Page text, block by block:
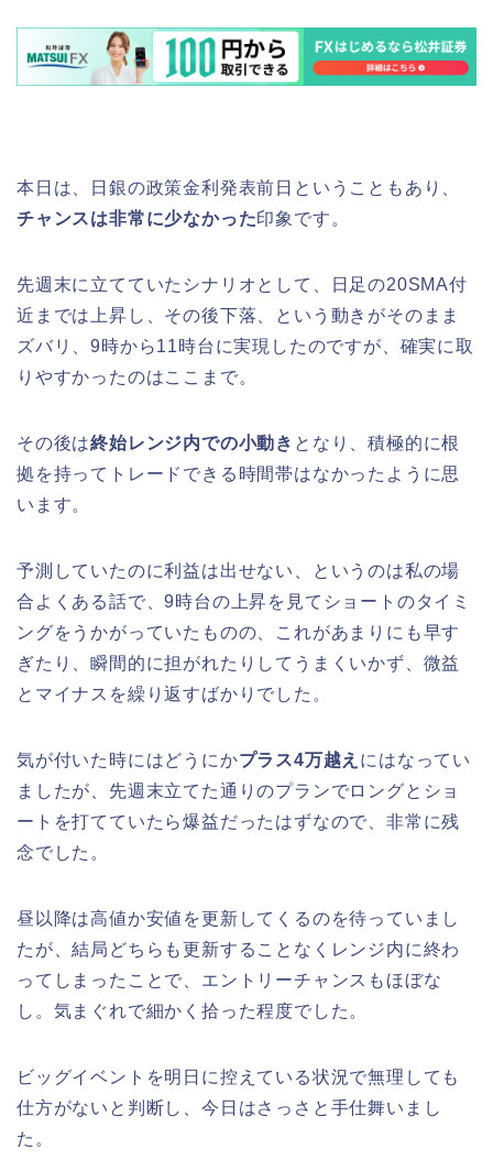
本日は、日銀の政策金利発表前日ということもあり、
チャンスは非常に少なかった印象です。
先週末に立てていたシナリオとして、日足の20SMA付
近までは上昇し、その後下落、という動きがそのまま
ズバリ、9時から11時台に実現したのですが、確実に取
りやすかったのはここまで。
その後は終始レンジ内での小動き となり、積極的に根
拠を持ってトレードできる時間帯はなかったように思
います。
予測していたのに利益は出せない、というのは私の場
合よくある話で、9時台の上昇を見てショートのタイミ
ングをうかがっていたものの、これがあまりにも早す
ぎたり、瞬間的に担がれたりしてうまくいかず、微益
とマイナスを繰り返すばかりでした。
気が付いた時にはどうにかプラス4万越え にはなってい
ましたが、先週末立てた通りのプランでロングとショ
ートを打てていたら爆益だったはずなので、非常に残
念でした。
昼以降は高値か安値を更新してくるのを待っていまし
たが、結局どちらも更新することなくレンジ内に終わ
ってしまったことで、エントリーチャンスもほぼな
し。気まぐれで細かく拾った程度でした。
ビッグイベントを明日に控えている状況で無理しても
仕方がないと判断し、今日はさっさと手仕舞いまし
た。